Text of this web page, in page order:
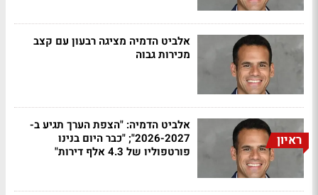
אלביט הדמיה מציגה רבעון עם קצב
מכירות גבוה
ראיון
אלביט הדמיה: "הצפת הערך תגיע ב-
2026-2027"; "כבר היום בנינו
פורטפוליו של 4.3 אלף דירות"